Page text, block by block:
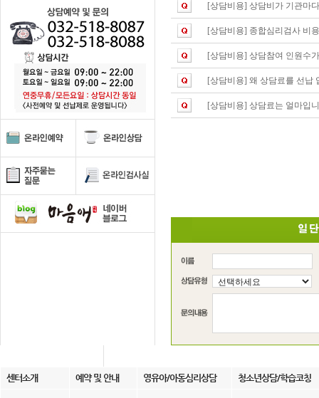
[상담비용] 상담비가 기관마
[상담비용] 종합심리검사 비
[상담비용] 상담참여 인원수
[상담비용] 왜 상담료를 선납
[상담비용] 상담료는 얼마입
센터소개 예약 및 안내 영유아/아동심리상담 청소년상담/학습코칭